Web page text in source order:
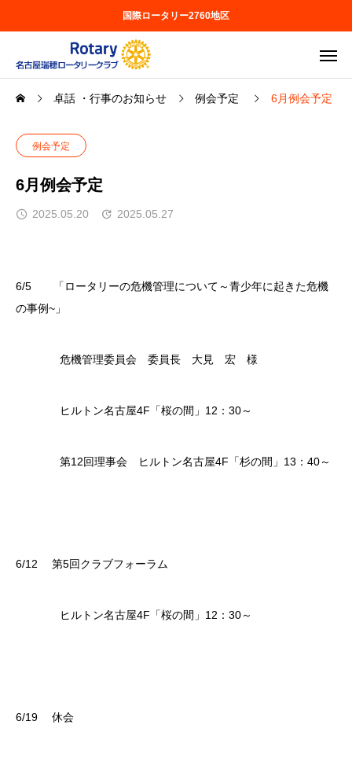
国際ロータリー2760地区
卓話 ・行事のお知らせ 例会予定 6月例会予定
例会予定
6月例会予定
2025.05.20 2025.05.27
6/5 「ロータリーの危機管理について～青少年に起きた危機
の事例~」
危機管理委員会 委員長 大見 宏 様
ヒルトン名古屋4F「桜の間」12：30～
第12回理事会 ヒルトン名古屋4F「杉の間」13：40～
6/12 第5回クラブフォーラム
ヒルトン名古屋4F「桜の間」12：30～
6/19 休会